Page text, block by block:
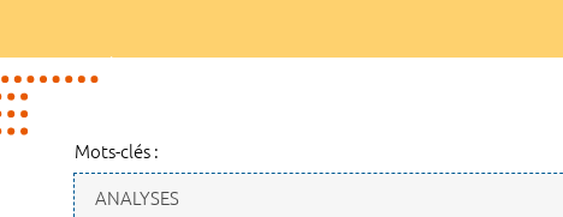
Mots-clés :